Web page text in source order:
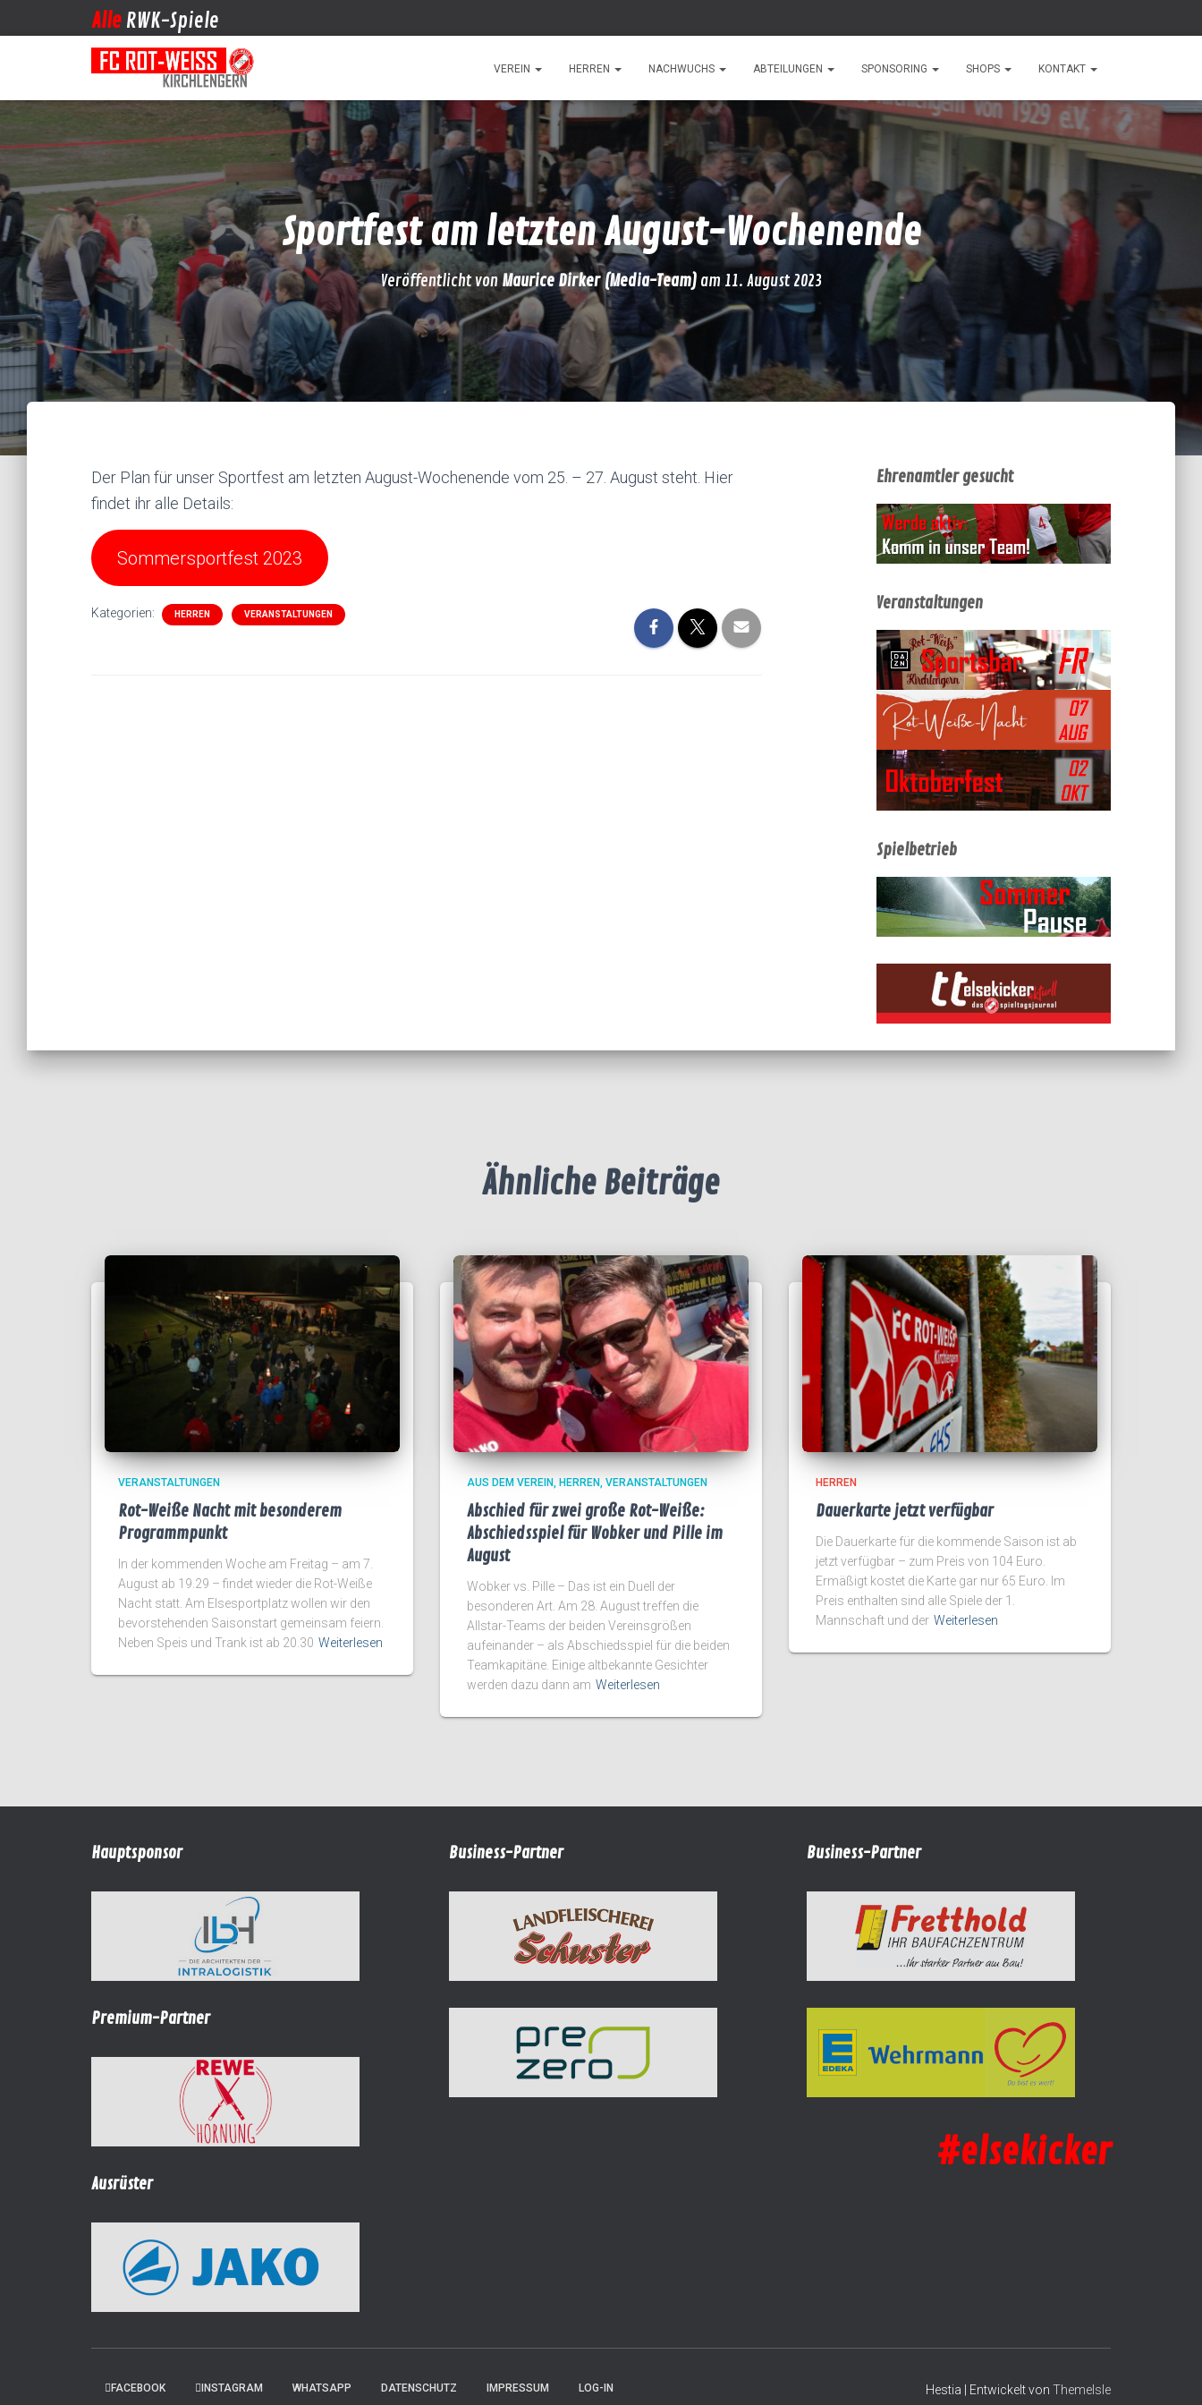
Alle RWK-Spiele
VEREIN HERREN NACHWUCHS ABTEILUNGEN SPONSORING SHOPS KONTAKT
Sportfest am letzten August-Wochenende
Veröffentlicht von Maurice Dirker (Media-Team)am 11. August 2023
Der Plan für unser Sportfest am letzten August-Wochenende vom 25. – 27. August steht. Hier
findet ihr alle Details:
Sommersportfest 2023
Kategorien: HERREN VERANSTALTUNGEN
Ehrenamtler gesucht
Veranstaltungen
Spielbetrieb
Ähnliche Beiträge
VERANSTALTUNGEN
Rot-Weiße Nacht mit besonderem
Programmpunkt
In der kommenden Woche am Freitag – am 7.
August ab 19.29 – findet wieder die Rot-Weiße
Nacht statt. Am Elsesportplatz wollen wir den
bevorstehenden Saisonstart gemeinsam feiern.
Neben Speis und Trank ist ab 20.30 Weiterlesen
AUS DEM VEREIN HERREN VERANSTALTUNGEN
Abschied für zwei große Rot-Weiße:
Abschiedsspiel für Wobker und Pille im
August
Wobker vs. Pille – Das ist ein Duell der
besonderen Art. Am 28. August treffen die
Allstar-Teams der beiden Vereinsgrößen
aufeinander – als Abschiedsspiel für die beiden
Teamkapitäne. Einige altbekannte Gesichter
werden dazu dann am Weiterlesen
HERREN
Dauerkarte jetzt verfügbar
Die Dauerkarte für die kommende Saison ist ab
jetzt verfügbar – zum Preis von 104 Euro.
Ermäßigt kostet die Karte gar nur 65 Euro. Im
Preis enthalten sind alle Spiele der 1.
Mannschaft und der Weiterlesen
Hauptsponsor
Premium-Partner
Ausrüster
Business-Partner Business-Partner
#elsekicker
FACEBOOK INSTAGRAM WHATSAPP DATENSCHUTZ IMPRESSUM LOG-IN Hestia | Entwickelt von ThemeIsle